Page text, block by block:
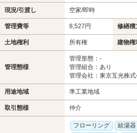
現況/引渡し 空家/即時
管理費等 8,527円 修繕積
土地権利 所有権 建物権
管理態様
管理形態：-
管理組合：あり
管理会社：東京互光株式
用途地域 準工業地域
取引態様 仲介
フローリング 給湯器